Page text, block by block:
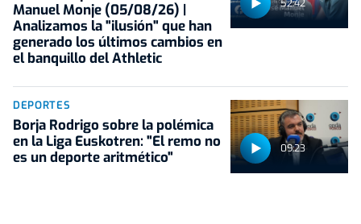
52:42
Manuel Monje (05/08/26) |
Analizamos la "ilusión" que han
generado los últimos cambios en
el banquillo del Athletic
09:23
DEPORTES
Borja Rodrigo sobre la polémica
en la Liga Euskotren: "El remo no
es un deporte aritmético"